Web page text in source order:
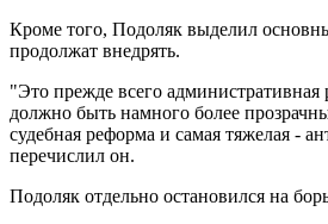
Кроме того, Подоляк выделил
продолжат внедрять.
"Это прежде всего административная
должно быть намного более
судебная реформа и самая тяжелая -
перечислил он.
Подоляк отдельно остановился на